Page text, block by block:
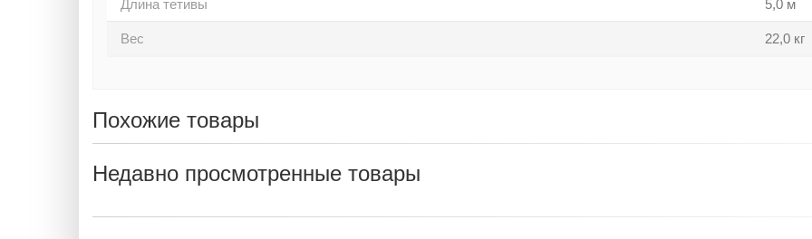
Длина тетивы 5,0 м
Вес 22,0 кг
Похожие товары
Недавно просмотренные товары